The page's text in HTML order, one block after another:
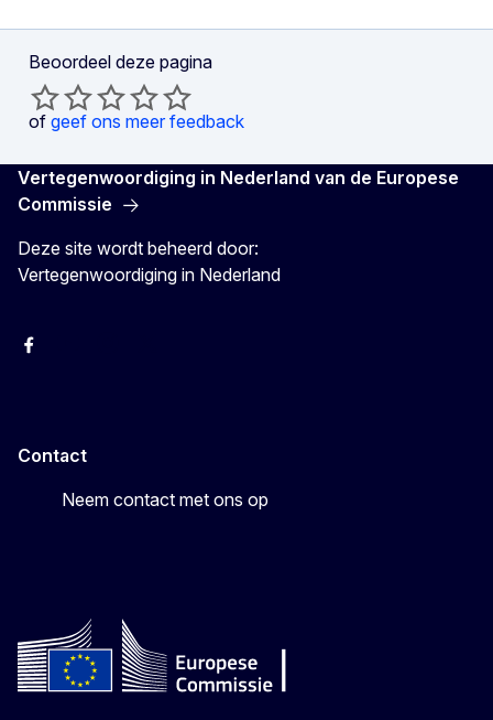
Beoordeel deze pagina
of geef ons meer feedback
Vertegenwoordiging in Nederland van de Europese
Commissie
Deze site wordt beheerd door:
Vertegenwoordiging in Nederland
Facebook
Contact
Neem contact met ons op